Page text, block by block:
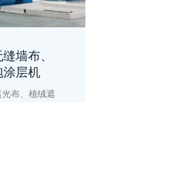
墙布、
涂层机
布、植绒遮